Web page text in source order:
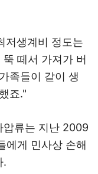
저생계비 정도는
떼서 가져가 버
족들이 같이 생
죠."
압류는 지난 2009
에게 민사상 손해
.